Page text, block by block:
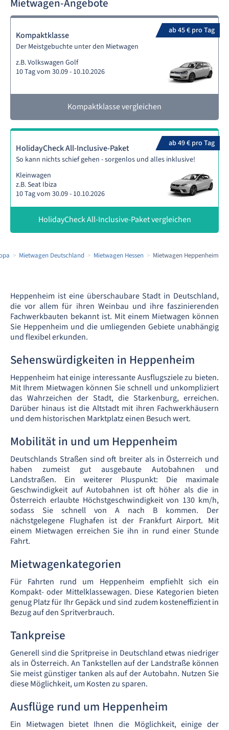
Mietwagen-Angebote
ab 45 € pro Tag
Kompaktklasse
Der Meistgebuchte unter den Mietwagen
z.B. Volkswagen Golf
10 Tag vom 30.09 - 10.10.2026
Kompaktklasse vergleichen
ab 49 € pro Tag
HolidayCheck All-Inclusive-Paket
So kann nichts schief gehen - sorgenlos und alles inklusive!
Kleinwagen
z.B. Seat Ibiza
10 Tag vom 30.09 - 10.10.2026
HolidayCheck All-Inclusive-Paket vergleichen
Mietwagen Deutschland Mietwagen Hessen Mietwagen Heppenheim
Heppenheim ist eine überschaubare Stadt in Deutschland,
die vor allem für ihren Weinbau und ihre faszinierenden
Fachwerkbauten bekannt ist. Mit einem Mietwagen können
Sie Heppenheim und die umliegenden Gebiete unabhängig
und flexibel erkunden.
Sehenswürdigkeiten in Heppenheim
Heppenheim hat einige interessante Ausflugsziele zu bieten.
Mit Ihrem Mietwagen können Sie schnell und unkompliziert
das Wahrzeichen der Stadt, die Starkenburg, erreichen.
Darüber hinaus ist die Altstadt mit ihren Fachwerkhäusern
und dem historischen Marktplatz einen Besuch wert.
Mobilität in und um Heppenheim
Deutschlands Straßen sind oft breiter als in Österreich und
haben zumeist gut ausgebaute Autobahnen und
Landstraßen. Ein weiterer Pluspunkt: Die maximale
Geschwindigkeit auf Autobahnen ist oft höher als die in
Österreich erlaubte Höchstgeschwindigkeit von 130 km/h,
sodass Sie schnell von A nach B kommen. Der
nächstgelegene Flughafen ist der Frankfurt Airport. Mit
einem Mietwagen erreichen Sie ihn in rund einer Stunde
Fahrt.
Mietwagenkategorien
Für Fahrten rund um Heppenheim empfiehlt sich ein
Kompakt- oder Mittelklassewagen. Diese Kategorien bieten
genug Platz für Ihr Gepäck und sind zudem kosteneffizient in
Bezug auf den Spritverbrauch.
Tankpreise
Generell sind die Spritpreise in Deutschland etwas niedriger
als in Österreich. An Tankstellen auf der Landstraße können
Sie meist günstiger tanken als auf der Autobahn. Nutzen Sie
diese Möglichkeit, um Kosten zu sparen.
Ausflüge rund um Heppenheim
Ein Mietwagen bietet Ihnen die Möglichkeit, einige der